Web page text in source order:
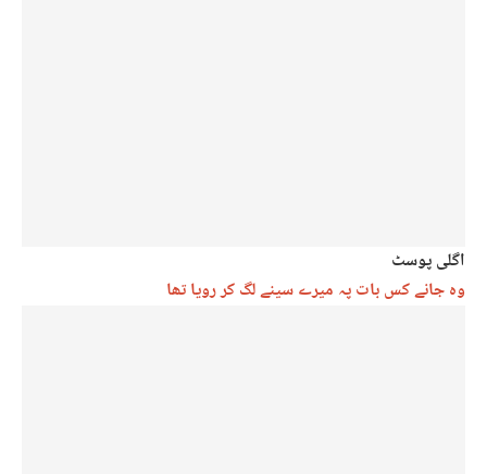
اگلی پوسٹ
وہ جانے کس بات پہ میرے سینے لگ کر رویا تھا